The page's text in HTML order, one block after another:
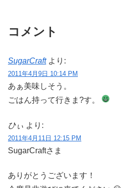
コメント
SugarCraft より:
2011年4月9日 10:14 PM
あぁ美味しそう。
ごはん持って行きま?す。
ひぃ より:
2011年4月11日 12:15 PM
SugarCraftさま
ありがとうございます！